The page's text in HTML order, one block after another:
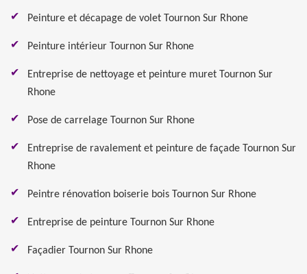
Peinture et décapage de volet Tournon Sur Rhone
Peinture intérieur Tournon Sur Rhone
Entreprise de nettoyage et peinture muret Tournon Sur
Rhone
Pose de carrelage Tournon Sur Rhone
Entreprise de ravalement et peinture de façade Tournon Sur
Rhone
Peintre rénovation boiserie bois Tournon Sur Rhone
Entreprise de peinture Tournon Sur Rhone
Façadier Tournon Sur Rhone